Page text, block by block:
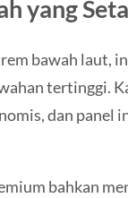
yang
bawah laut,
tertinggi.
dan panel
bahkan